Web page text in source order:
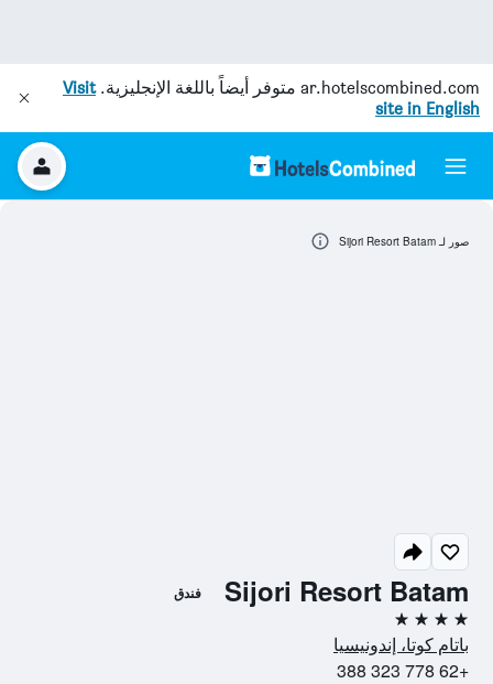
ar.hotelscombined.com متوفر أيضاً باللغة الإنجليزية.Visit
site in English
Sijori Resort Batam فندق
4 نجوم
باتام كوتا، إندونيسيا
+62 778 323 388
صور لـ Sijori Resort Batam